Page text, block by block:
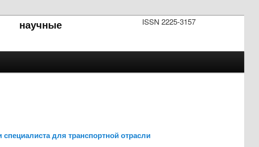
ISSN 2225-3157
научные
для транспортной отрасли